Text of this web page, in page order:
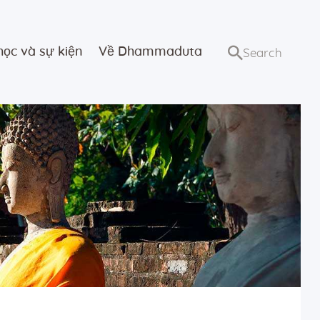
và sự kiện Về Dhammaduta